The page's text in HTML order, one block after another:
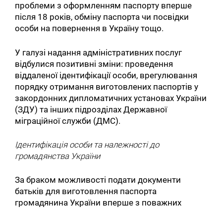
проблеми з оформленням паспорту вперше
після 18 років, обміну паспорта чи посвідки
особи на повернення в Україну тощо.
У галузі надання адміністративних послуг
відбулися позитивні зміни: проведення
віддаленої ідентифікації особи, врегулювання
порядку отримання виготовлених паспортів у
закордонних дипломатичних установах України
(ЗДУ) та інших підрозділах Державної
міграційної служби (ДМС).
Ідентифікація особи та належності до
громадянства України
За браком можливості подати документи
батьків для виготовлення паспорта
громадянина України вперше з поважних